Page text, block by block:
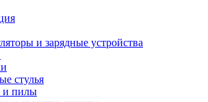
и зарядные устройства
стулья
и пилы